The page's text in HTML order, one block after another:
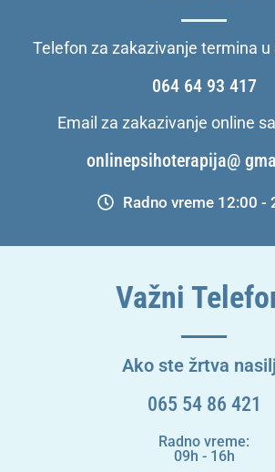
Telefon za zakazivanje termina
064 64 93 417
Email za zakazivanje online
onlinepsihoterapija@
Radno vreme 12:00 -
Važni
Ako ste žrtva
065 54 86 421
Radno vreme:
09h - 16h